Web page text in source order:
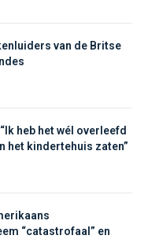
van de Britse
heb het wél overleefd
het kindertehuis zaten”
“catastrofaal” en